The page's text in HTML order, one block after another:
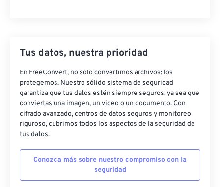
Tus datos, nuestra prioridad
En FreeConvert, no solo convertimos archivos: los
protegemos. Nuestro sólido sistema de seguridad
garantiza que tus datos estén siempre seguros, ya sea que
conviertas una imagen, un video o un documento. Con
cifrado avanzado, centros de datos seguros y monitoreo
riguroso, cubrimos todos los aspectos de la seguridad de
tus datos.
Conozca más sobre nuestro compromiso con la
seguridad